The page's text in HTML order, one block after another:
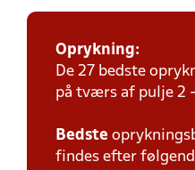
Oprykning:
De 27 bedste
på tværs af pulje 2
Bedste
findes efter